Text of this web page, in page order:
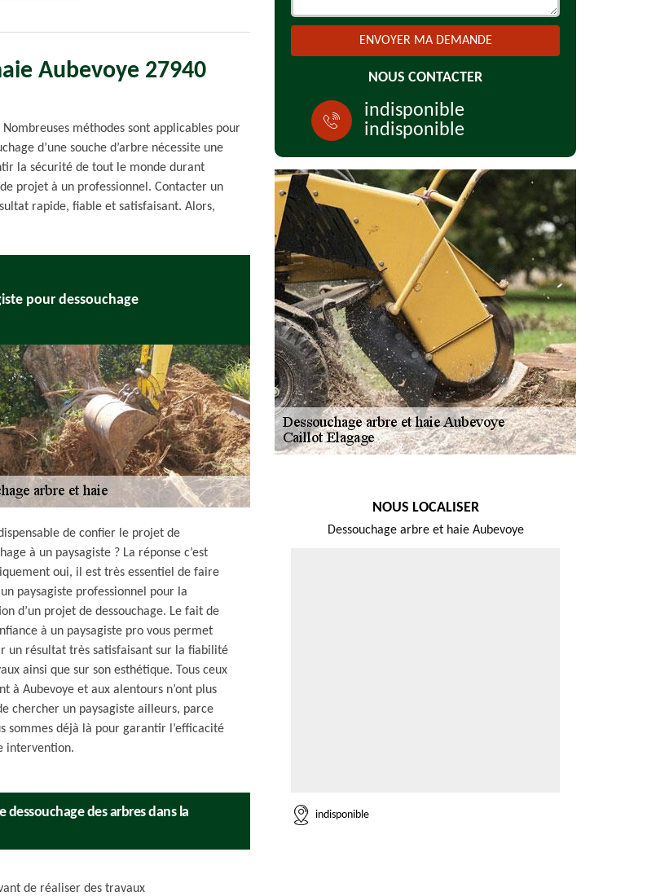
Aubevoye 27940
méthodes sont applicables pour
d’une souche d’arbre nécessite une
la sécurité de tout le monde durant
projet à un professionnel. Contacter un
rapide, fiable et satisfaisant. Alors,
pour dessouchage
de confier le projet de
à un paysagiste ? La réponse c’est
oui, il est très essentiel de faire
paysagiste professionnel pour la
d’un projet de dessouchage. Le fait de
à un paysagiste pro vous permet
un résultat très satisfaisant sur la fiabilité
ainsi que sur son esthétique. Tous ceux
à Aubevoye et aux alentours n’ont plus
chercher un paysagiste ailleurs, parce
sommes déjà là pour garantir l’efficacité
intervention.
dessouchage des arbres dans la
de réaliser des travaux
NOUS CONTACTER
indisponible
indisponible
NOUS LOCALISER
Dessouchage arbre et haie Aubevoye
indisponible